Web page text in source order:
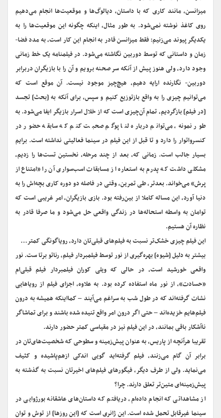
میزانسن، مانند کاری که با داستان، دیالوگ‌ها و موقعیت‌ها انجام می‌دهیم
روی کاغذ نوشته نمی‌شود. به طور مثال، اینکه چگونه این موقعیت‌ها را به
یکدیگر پیوند می‌زنیم: فقط میزانسن قادر به انجام این کار است، به مدد فضا-
زمان و داستانی که توسط دوربین نگاشته می‌شود. در فیلمنامه یک خط زمانی
وجود دارد، ولی هنوز پیش از آنکه سر صحنه برویم و آن را با بازیگران دربرابر
دوربین- نگارنده ارایه دهیم، هیچ‌چیز موجود نیست. آن موقع است که
می‌توانیم چیزی را به واقع بازتوزیع کنیم و سپس، برای آنکه به [بحث] تجسد
[در فیلم] بازگردیم، تمام آن‌چیزی است که از خلال اسرار بازیگر ایفا می‌شود. به
طور نمونه، می‌توانم درباره لنا پوگم صحبت کنم که سابقه حضور در
کنسرواتوار را دارد و تا قبل از این فیلم در سینما فعالیتی نداشته است. برایم
بسیار جالب است. زمانی که، بعد از چند مرحله، نخستین تست‌ها را زدیم،
مشکلی داشت که پدرم به‌ استعاره از مسابقات اسب‌سواری آن را «امتناع از
پرش» می‌خواند. بعدتر، طی تمرین، وقتی در فاصله دو دوره کاری بچه‌اش را به
دنیا آورد، این مساله کاملا از بین‌رفته بود. بازی بازیگران، امر غریبی است که
توامان به واسطه استحاله‌ها در زندگی واقعی حل می‌شود و ما صرفا قادر به
نظاره آن هستیم.
این فیلم چیزی خشک‌تر نسبت به فیلم‌های قبلی‌تان دارد، رویاگونگی کمتر…
بیشتر به دلیل [شیوه‌] بهره‌گیری از نور توسط فیلمبردار فیلم، رناتو برتا ست. نور
واقعی خورشید است، در حالی که ویلی کوران فیلمبردار فیلم قبلی‌ام
«حسادت»، از نور ماه استفاده کرده بود. به علاوه، اجزای فیلم از رویاهایی
نشات گرفته‌اند که در طول شب به سراغم می‌آیند – کمااینکه همیشه به درون
فیلم‌هایم خزیده‌اند – حتی اگر درون امر واقع تنیده شده باشند و برای تماشاگر
ناآشکار باقی بمانند، در این فیلم نیز در مقیاسی کمتر حضور دارند.
تقریبا هرآنچه از پاریس، به عنوان پیش‌زمینه و سطوحی که شخصیت‌های‌تان در
برابر آن گام می‌زنند، فیلم گرفته‌اید گویی اندکی ازهم‌پاشیده و کثیف
می‌نماید. ولی از طرف دیگر، فیگورهای فیلم‌های اخیرتان نسبت به گذشته به
پیش‌زمینه‌ای متین‌تر تعلق دارند. چرا؟
از مشاهداتی که انجام داده‌ام، دریافتم که داستان‌های عاشقانه بورژوایی در
سینما غیرقابل تحمل شده است. این ژانری است که [این روزها] از توش و توان